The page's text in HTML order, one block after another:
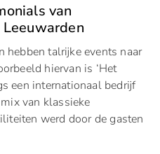
van
hebben talrijke events naar
hiervan is ‘Het
een internationaal bedrijf
van klassieke
werd door de gasten